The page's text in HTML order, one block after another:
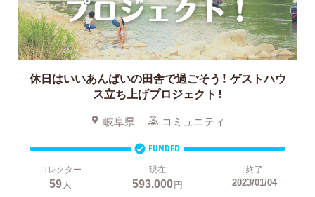
休日はいいあんばいの田舎で過ごそう！ ゲストハウ
ス立ち上げプロジェクト！
岐阜県 コミュニティ
FUNDED
コレクター
59 人
現在
593,000円
終了
2023/01/04